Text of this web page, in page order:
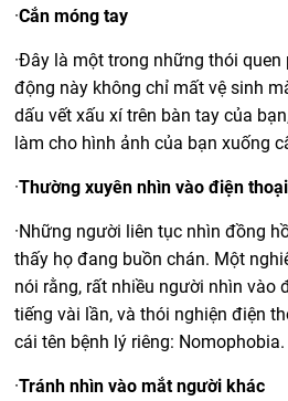
·Cắn móng tay
·Đây là một trong những thói quen
động này không chỉ mất vệ sinh
dấu vết xấu xí trên bàn tay của
làm cho hình ảnh của bạn xuống
·Thường xuyên nhìn vào điện thoại
·Những người liên tục nhìn đồng
thấy họ đang buồn chán. Một
nói rằng, rất nhiều người nhìn vào
tiếng vài lần, và thói nghiện điện
cái tên bệnh lý riêng: Nomophobia.
·Tránh nhìn vào mắt người khác